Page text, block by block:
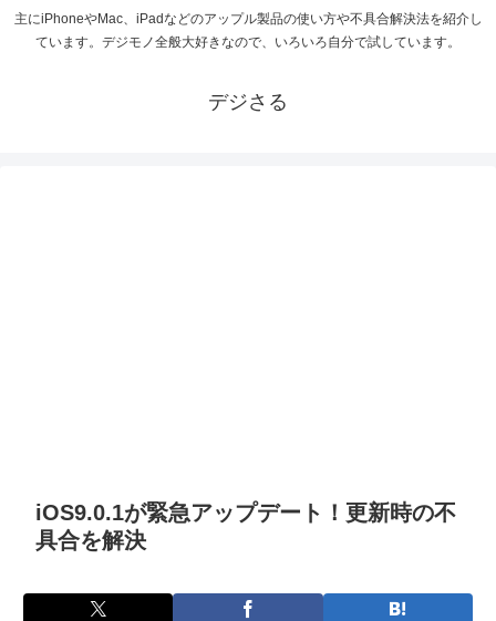
主にiPhoneやMac、iPadなどのアップル製品の使い方や不具合解決法を紹介し
ています。デジモノ全般大好きなので、いろいろ自分で試しています。
デジさる
iOS9.0.1が緊急アップデート！更新時の不
具合を解決